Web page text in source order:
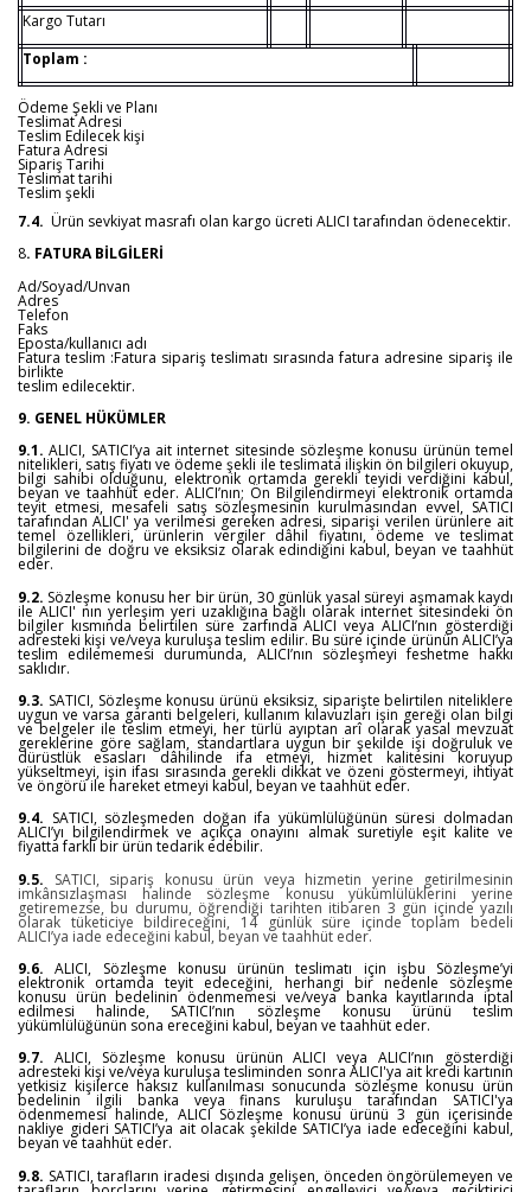
Kargo Tutarı
Toplam :
Ödeme Şekli ve Planı
Teslimat Adresi
Teslim Edilecek kişi
Fatura Adresi
Sipariş Tarihi
Teslimat tarihi
Teslim şekli
7.4. Ürün sevkiyat masrafı olan kargo ücreti ALICI tarafından ödenecektir.
8. FATURA BİLGİLERİ
Ad/Soyad/Unvan
Adres
Telefon
Faks
Eposta/kullanıcı adı
Fatura teslim :Fatura sipariş teslimatı sırasında fatura adresine sipariş ile
birlikte
teslim edilecektir.
9. GENEL HÜKÜMLER
9.1. ALICI, SATICI’ya ait internet sitesinde sözleşme konusu ürünün temel
nitelikleri, satış fiyatı ve ödeme şekli ile teslimata ilişkin ön bilgileri okuyup,
bilgi sahibi olduğunu, elektronik ortamda gerekli teyidi verdiğini kabul,
beyan ve taahhüt eder. ALICI’nın; Ön Bilgilendirmeyi elektronik ortamda
teyit etmesi, mesafeli satış sözleşmesinin kurulmasından evvel, SATICI
tarafından ALICI' ya verilmesi gereken adresi, siparişi verilen ürünlere ait
temel özellikleri, ürünlerin vergiler dâhil fiyatını, ödeme ve teslimat
bilgilerini de doğru ve eksiksiz olarak edindiğini kabul, beyan ve taahhüt
eder.
9.2. Sözleşme konusu her bir ürün, 30 günlük yasal süreyi aşmamak kaydı
ile ALICI' nın yerleşim yeri uzaklığına bağlı olarak internet sitesindeki ön
bilgiler kısmında belirtilen süre zarfında ALICI veya ALICI’nın gösterdiği
adresteki kişi ve/veya kuruluşa teslim edilir. Bu süre içinde ürünün ALICI’ya
teslim edilememesi durumunda, ALICI’nın sözleşmeyi feshetme hakkı
saklıdır.
9.3. SATICI, Sözleşme konusu ürünü eksiksiz, siparişte belirtilen niteliklere
uygun ve varsa garanti belgeleri, kullanım kılavuzları işin gereği olan bilgi
ve belgeler ile teslim etmeyi, her türlü ayıptan arî olarak yasal mevzuat
gereklerine göre sağlam, standartlara uygun bir şekilde işi doğruluk ve
dürüstlük esasları dâhilinde ifa etmeyi, hizmet kalitesini koruyup
yükseltmeyi, işin ifası sırasında gerekli dikkat ve özeni göstermeyi, ihtiyat
ve öngörü ile hareket etmeyi kabul, beyan ve taahhüt eder.
9.4. SATICI, sözleşmeden doğan ifa yükümlülüğünün süresi dolmadan
ALICI’yı bilgilendirmek ve açıkça onayını almak suretiyle eşit kalite ve
fiyatta farklı bir ürün tedarik edebilir.
9.5.
SATICI, sipariş konusu ürün veya hizmetin yerine getirilmesinin
imkânsızlaşması halinde sözleşme konusu yükümlülüklerini yerine
getiremezse, bu durumu, öğrendiği tarihten itibaren 3 gün içinde yazılı
olarak tüketiciye bildireceğini, 14 günlük süre içinde toplam bedeli
ALICI’ya iade edeceğini kabul, beyan ve taahhüt eder.
9.6. ALICI, Sözleşme konusu ürünün teslimatı için işbu Sözleşme’yi
elektronik ortamda teyit edeceğini, herhangi bir nedenle sözleşme
konusu ürün bedelinin ödenmemesi ve/veya banka kayıtlarında iptal
edilmesi halinde, SATICI’nın sözleşme konusu ürünü teslim
yükümlülüğünün sona ereceğini kabul, beyan ve taahhüt eder.
9.7. ALICI, Sözleşme konusu ürünün ALICI veya ALICI’nın gösterdiği
adresteki kişi ve/veya kuruluşa tesliminden sonra ALICI'ya ait kredi kartının
yetkisiz kişilerce haksız kullanılması sonucunda sözleşme konusu ürün
bedelinin ilgili banka veya finans kuruluşu tarafından SATICI'ya
ödenmemesi halinde, ALICI Sözleşme konusu ürünü 3 gün içerisinde
nakliye gideri SATICI’ya ait olacak şekilde SATICI’ya iade edeceğini kabul,
beyan ve taahhüt eder.
9.8. SATICI, tarafların iradesi dışında gelişen, önceden öngörülemeyen ve